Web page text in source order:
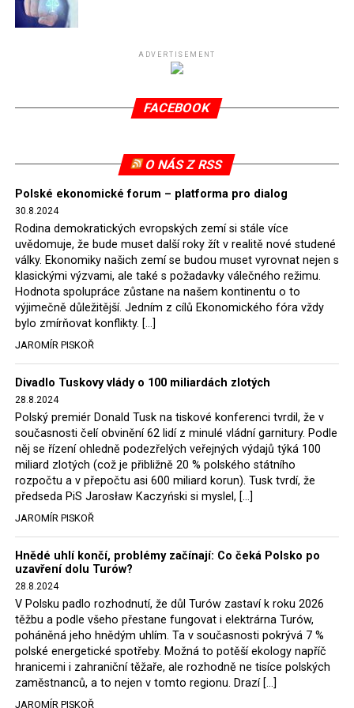
Připomeňme, že ukončení těžby hnědého uhlí pro
(SDEU) v souvislosti se stížnostmi českých samospráv
verdiktem španělské soudkyně Rosario Silva de Lapureta
tomuto rozhodnutí nevyhověla, proto na žádost
2022, než byl tento případ z důvodu uzavření dohody
Polska s Českou republikou o odstranění příčin sporu o
důl Turów vymazán z rejstříku tribunálu. Celkem si
Polsko nechalo z přiznaných evropských fondů odečíst
asi 70 milionů eur na pokutách a 45 milionů eur
zaplatilo jako odškodnění České republice – ale jak důl,
tak elektrárna nadále fungovaly. Už tehdy zástupci
tehdejší opozice a dnes vládnoucí koalice, jako
místopředseda Občanské platformy (PO) Rafał
Hołownia, přímo řekli, že by se polská vláda měla
tomuto rozhodnutí podřídit.
Rozhodnutí polského ministra spravedlnosti jistě potěší
německé, české a polské ekology, ale i těžaře. Je těžké si
představit, že by o takové věci rozhodoval sám ministr
Bodnar. Musel získat politický souhlas vládnoucí koalice.
Stále jsou totiž platné argumenty Morawieckého vlády,
že důl i elektrárna jsou – kromě zabezpečování cca 7 %
polského energetického mixu – klíčovými podniky, spolu
se svými dceřinými společnostmi zaměstnávají cca pět
tisíc lidí. Navíc s činností dolu a elektrárny nepřímo
souvisí dalších několik desítek tisíc pracovních míst v
regionu. Zelená politika ale opět zvítězila.
Rozhodnutí polského ministra spravedlnosti jistě potěší
německé, české a polské ekology, kteří žalobu u
ADVERTISEMENT
FACEBOOK
O NÁS Z RSS
Polské ekonomické forum – platforma pro dialog
30.8.2024
Rodina demokratických evropských zemí si stále více
uvědomuje, že bude muset další roky žít v realitě nové studené
války. Ekonomiky našich zemí se budou muset vyrovnat nejen s
klasickými výzvami, ale také s požadavky válečného režimu.
Hodnota spolupráce zůstane na našem kontinentu o to
výjimečně důležitější. Jedním z cílů Ekonomického fóra vždy
bylo zmírňovat konflikty. […]
JAROMÍR PISKOŘ
Divadlo Tuskovy vlády o 100 miliardách zlotých
28.8.2024
Polský premiér Donald Tusk na tiskové konferenci tvrdil, že v
současnosti čelí obvinění 62 lidí z minulé vládní garnitury. Podle
něj se řízení ohledně podezřelých veřejných výdajů týká 100
miliard zlotých (což je přibližně 20 % polského státního
rozpočtu a v přepočtu asi 600 miliard korun). Tusk tvrdí, že
předseda PiS Jarosław Kaczyński si myslel, […]
JAROMÍR PISKOŘ
Hnědé uhlí končí, problémy začínají: Co čeká Polsko po
uzavření dolu Turów?
28.8.2024
V Polsku padlo rozhodnutí, že důl Turów zastaví k roku 2026
těžbu a podle všeho přestane fungovat i elektrárna Turów,
poháněná jeho hnědým uhlím. Ta v současnosti pokrývá 7 %
polské energetické spotřeby. Možná to potěší ekology napříč
hranicemi i zahraniční těžaře, ale rozhodně ne tisíce polských
zaměstnanců, a to nejen v tomto regionu. Drazí […]
JAROMÍR PISKOŘ